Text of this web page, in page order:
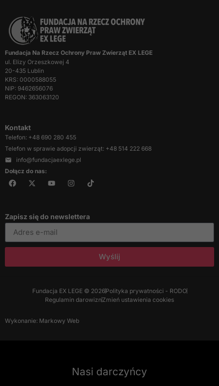
Fundacja Na Rzecz Ochrony Praw Zwierząt EX LEGE
ul. Elizy Orzeszkowej 4
20-435 Lublin
KRS: 0000588055
NIP: 9462656076
REGON: 363063120
Kontakt
Telefon: +48 690 280 455
Telefon w sprawie adopcji zwierząt: +48 514 222 668
info@fundacjaexlege.pl
Dołącz do nas:
Zapisz się do newslettera
Wyślij
Fundacja EX LEGE © 2026Polityka prywatności - RODO
Regulamin darowizn Zmień ustawienia cookies
Wykonanie: Markowy Web
Nasi darczyńcy